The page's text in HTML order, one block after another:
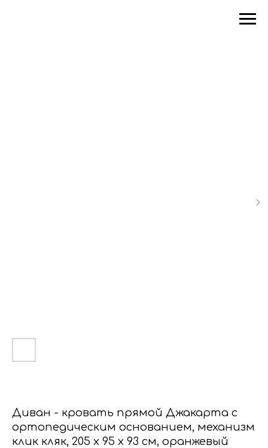
Диван - кровать прямой Джакарта с
ортопедическим основанием, механизм
клик кляк, 205 х 95 х 93 см, оранжевый